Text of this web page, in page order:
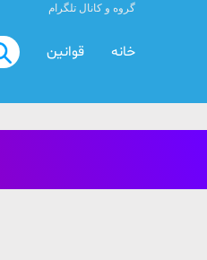
گروه و کانال تلگرام
قوانین خانه